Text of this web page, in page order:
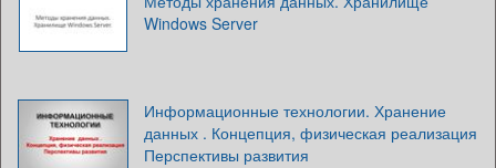
Windows Server
Информационные технологии. Хранение
данных . Концепция, физическая реализация
Перспективы развития